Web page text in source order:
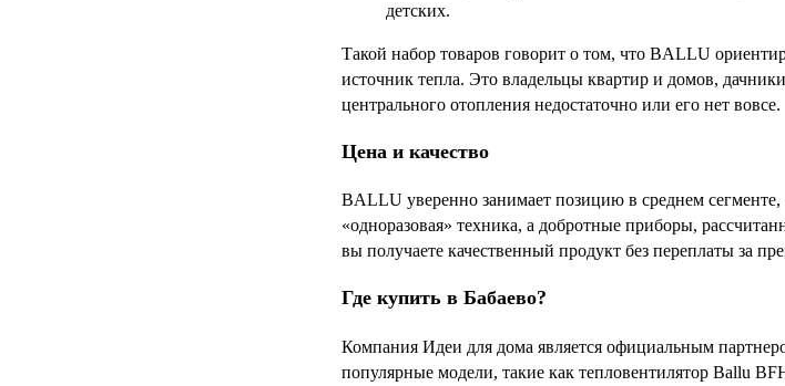
детских.
Такой набор товаров говорит о том, что BALLU
источник тепла. Это владельцы квартир и домов,
центрального отопления недостаточно или его нет вовсе.
Цена и качество
BALLU уверенно занимает позицию в среднем
«одноразовая» техника, а добротные приборы,
вы получаете качественный продукт без переплаты за
Где купить в Бабаево?
Компания Идеи для дома является официальным
популярные модели, такие как тепловентилятор Ballu